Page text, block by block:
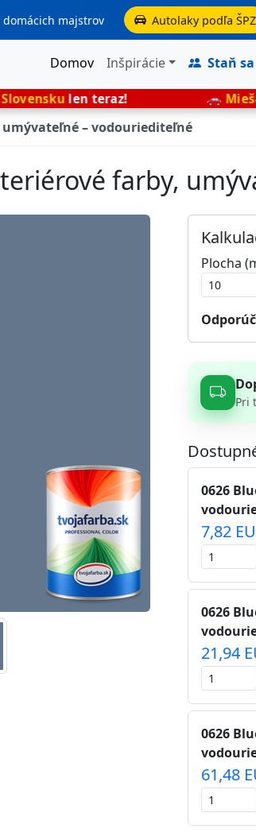
majstrov Autolaky podľa ŠPZ
Domov Inšpirácie Staň
teraz! 🚗 Miešame
– vodouriediteľné
farby,
Plocha
Pri
0626
7,82
0626
21,94
0626
61,48